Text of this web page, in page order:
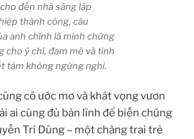
đến nhà sáng lập
thành công, câu
anh chính là minh chứng
cho ý chí, đam mê và tinh
tâm không ngừng nghỉ.
có ước mơ và khát vọng vươn
ai cũng đủ bản lĩnh để biến chúng
Trí Dũng – một chàng trai trẻ